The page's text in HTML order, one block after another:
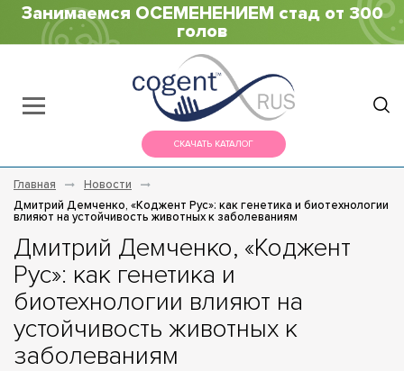
Занимаемся ОСЕМЕНЕНИЕМ стад от 300
голов
СКАЧАТЬ КАТАЛОГ
Главная
Новости
Дмитрий Демченко, «Коджент Рус»: как генетика и биотехнологии
влияют на устойчивость животных к заболеваниям
Дмитрий Демченко, «Коджент
Рус»: как генетика и
биотехнологии влияют на
устойчивость животных к
заболеваниям